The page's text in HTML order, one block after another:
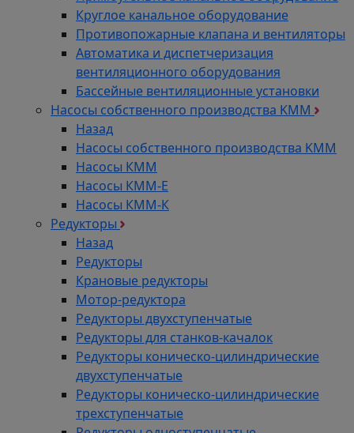
Круглое канальное оборудование
Противопожарные клапана и вентиляторы
Автоматика и диспетчеризация
вентиляционного оборудования
Бассейные вентиляционные установки
Насосы собственного производства KMM
Назад
Насосы собственного производства KMM
Насосы КММ
Насосы КММ-Е
Насосы КММ-К
Редукторы
Назад
Редукторы
Крановые редукторы
Мотор-редуктора
Редукторы двухступенчатые
Редукторы для станков-качалок
Редукторы коническо-цилиндрические
двухступенчатые
Редукторы коническо-цилиндрические
трехступенчатые